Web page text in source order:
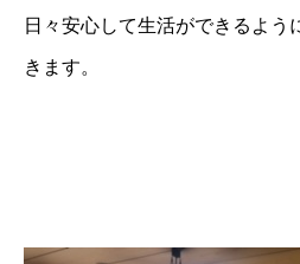
日々安心して生活ができるよう
きます。